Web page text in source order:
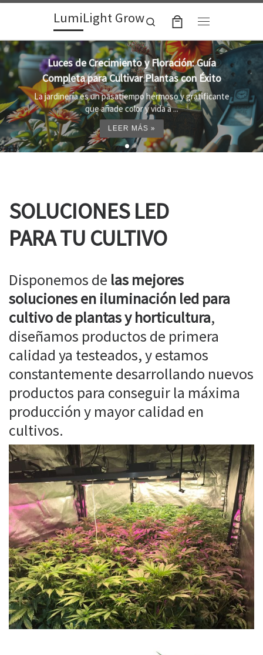
Skip to contentLumiLight Grow
Search
Lámparas para indoor: la clave para un
crecimiento óptimo de tus plantas
Al cultivar plantas en el interior, es importante
proporcionar el entorno adecuado ...
LEER MÁS »
SOLUCIONES LED
PARA TU CULTIVO
Disponemos de las mejores
soluciones en iluminación led para
cultivo de plantas y horticultura,
diseñamos productos de primera
calidad ya testeados, y estamos
constantemente desarrollando nuevos
productos para conseguir la máxima
producción y mayor calidad en
cultivos.